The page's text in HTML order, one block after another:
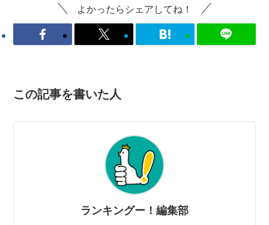
よかったらシェアしてね！
この記事を書いた人
ランキングー！編集部